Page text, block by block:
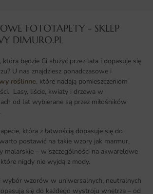
FOTOTAPETY - SKLEP
DIMURO.PL​
będzie Ci służyć przez lata i dopasuje się
U nas znajdziesz ponadczasowe i
roślinne, które nadają pomieszczeniom
Lasy, liście, kwiaty i drzewa w
od lat wybierane są przez miłośników
która z łatwością dopasuje się do
postawić na takie wzory jak marmur,
malarskie – w szczególności na akwarelowe
nigdy nie wyjdą z mody.
wybór wzorów w uniwersalnych, neutralnych
się do każdego wystroju wnętrza – od